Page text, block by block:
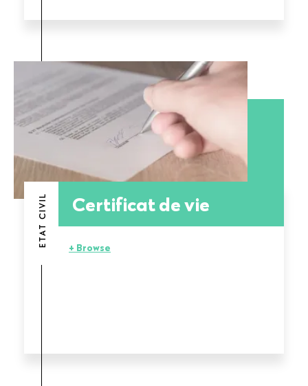
ETAT CIVIL Certificat de vie
+ Browse